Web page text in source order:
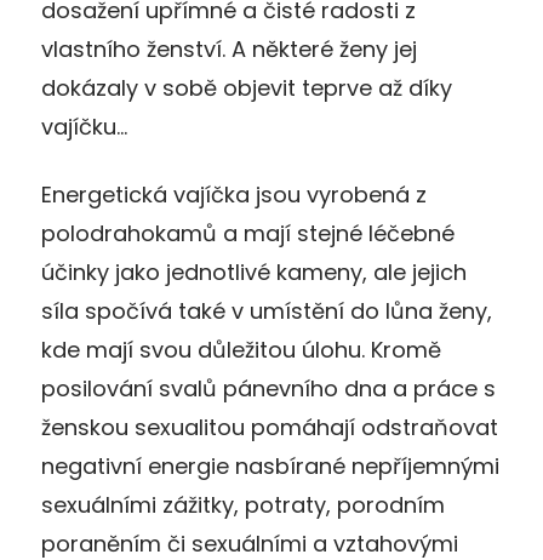
dosažení upřímné a čisté radosti z
vlastního ženství. A některé ženy jej
dokázaly v sobě objevit teprve až díky
vajíčku…
Energetická vajíčka jsou vyrobená z
polodrahokamů a mají stejné léčebné
účinky jako jednotlivé kameny, ale jejich
síla spočívá také v umístění do lůna ženy,
kde mají svou důležitou úlohu. Kromě
posilování svalů pánevního dna a práce s
ženskou sexualitou pomáhají odstraňovat
negativní energie nasbírané nepříjemnými
sexuálními zážitky, potraty, porodním
poraněním či sexuálními a vztahovými